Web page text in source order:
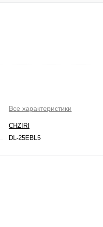
Все характеристики
CHZIRI
DL-25EBL5